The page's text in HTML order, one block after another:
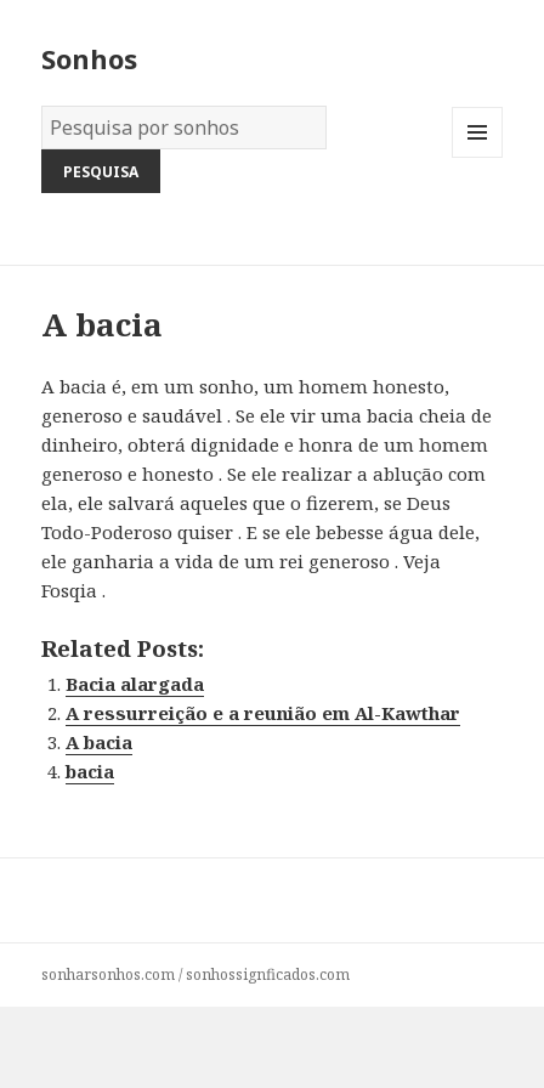
Sonhos
Dicionário
dos
Sonhos:
A bacia
A bacia é, em um sonho, um homem honesto,
generoso e saudável . Se ele vir uma bacia cheia de
dinheiro, obterá dignidade e honra de um homem
generoso e honesto . Se ele realizar a ablução com
ela, ele salvará aqueles que o fizerem, se Deus
Todo-Poderoso quiser . E se ele bebesse água dele,
ele ganharia a vida de um rei generoso . Veja
Fosqia .
Related Posts:
Bacia alargada
A ressurreição e a reunião em Al-Kawthar
A bacia
bacia
sonharsonhos.com/sonhossignficados.com